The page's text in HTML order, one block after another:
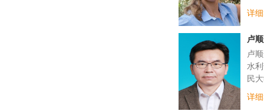
详
卢
卢
水
民
详